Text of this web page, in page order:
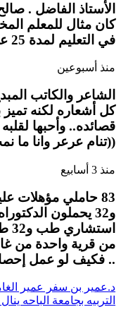
الأستاذ الفاضل .
كان مثال للمعلم
في التعليم لمدة 25 عاما. عمل معرفا لقرية البلعلا .
منذ أسبوعين
الشاعر والكاتب
كل أشعاره لكنه
قصائده.. وأحبها
((تنام عرعر وانا ما
منذ 3 أسابيع
من قرية واحدة من
.. فكيف لو عمل إحصاء لكل
د.عمير بن سفر عمير
التربيه بجامعة الباحه